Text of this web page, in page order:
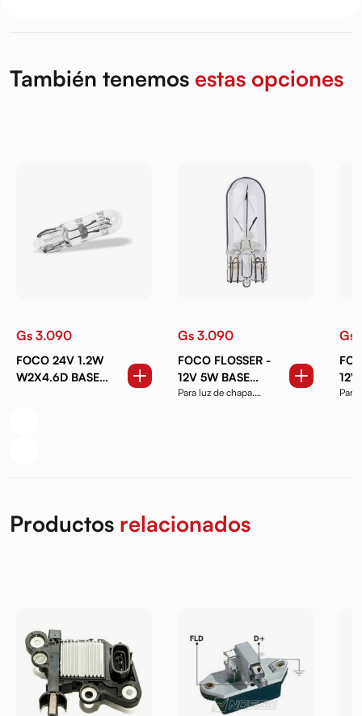
También tenemos estas opciones
Gs 3.090
FOCO 24V 1.2W
W2X4.6D BASE
Gs 3.090
FOCO FLOSSER -
12V 5W BASE
W2,1X9,5D DE
Para luz de chapa.
Gs
12V
Productos relacionados